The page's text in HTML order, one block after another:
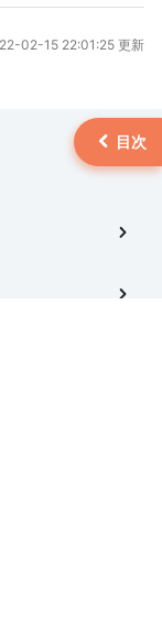
流行
02-15 22:01:25 更新